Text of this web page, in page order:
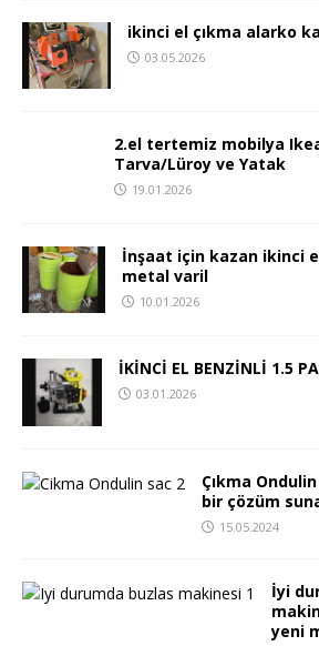
ikinci el çıkma alarko
03.05.2026
2.el tertemiz mobilya
Tarva/Lüroy ve Yatak
19.01.2026
İnşaat için kazan ikinci
metal varil
10.01.2026
İKİNCİ EL BENZİNLİ 1.5
03.01.2026
Çıkma
bir çözüm
15.05.2024
İyi
yeni